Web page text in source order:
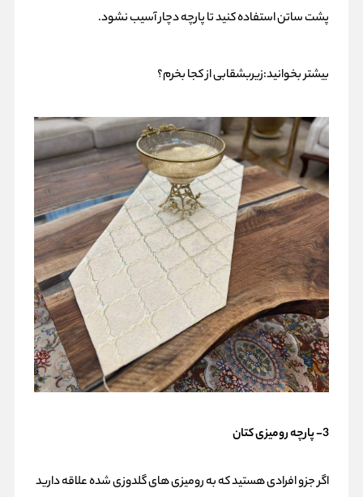
پشت ساتن استفاده کنید تا پارچه دچار آسیب نشود.
بیشتر بخوانید:زیربشقابی از کجا بخرم؟
3- پارچه رومیزی کتان
اگر جزو افرادی هستید که به رومیزی های گلدوزی شده علاقه دارید